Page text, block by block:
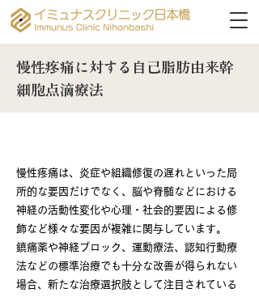
慢性疼痛に対する自己脂肪由来幹
細胞点滴療法
慢性疼痛は、炎症や組織修復の遅れといった局
所的な要因だけでなく、脳や脊髄などにおける
神経の活動性変化や心理・社会的要因による修
飾など様々な要因が複雑に関与しています。
鎮痛薬や神経ブロック、運動療法、認知行動療
法などの標準治療でも十分な改善が得られない
場合、新たな治療選択肢として注目されている